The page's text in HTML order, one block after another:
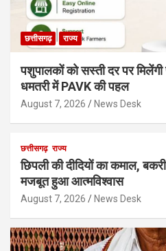
छत्तीसगढ़ राज्य
पशुपालकों को सस्ती दर पर
धमतरी में PAVK की पहल
August 7, 2026 News Desk
छत्तीसगढ़ राज्य
छिपली की दीदियों का कमाल,
मजबूत हुआ आत्मविश्वास
August 7, 2026 News Desk